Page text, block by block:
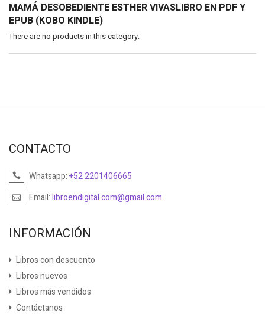
MAMÁ DESOBEDIENTE ESTHER VIVASLIBRO EN PDF Y
EPUB (KOBO KINDLE)
There are no products in this category.
CONTACTO
Whatsapp:+52 2201406665
Email:libroendigital.com@gmail.com
INFORMACIÓN
Libros con descuento
Libros nuevos
Libros más vendidos
Contáctanos